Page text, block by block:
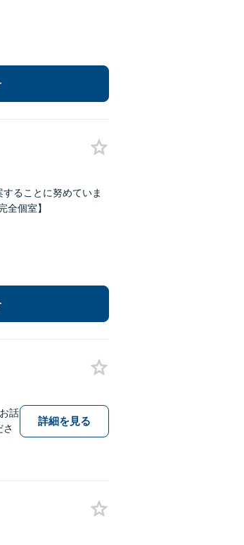
ることに努めていま
全個室】
話
詳細を見る